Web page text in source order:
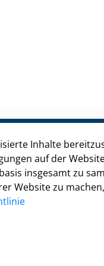
Kontakt
Inhalte
auf der
insgesamt zu
Website zu